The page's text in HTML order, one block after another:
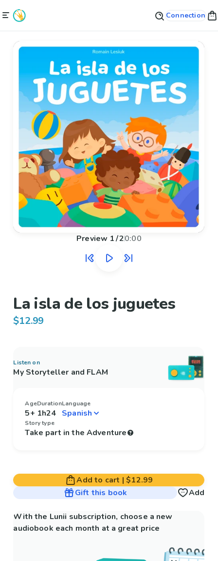
Connection
Preview 1/20:00
La isla de los juguetes
$12.99
Listen on
My Storyteller and FLAM
Age
5+
Duration
1h24
Language
Story type
Take part in the Adventure
Add to cart |$12.99
Gift this book
Add
With the Lunii subscription, choose a new
audiobook each month at a great price